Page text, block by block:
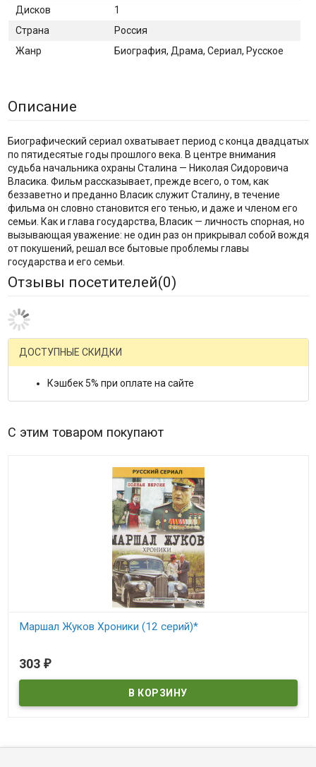
Дисков
1
Страна
Россия
Жанр
Биография, Драма, Сериал, Русское
Описание
Биографический сериал охватывает период с конца двадцатых
по пятидесятые годы прошлого века. В центре внимания
судьба начальника охраны Сталина — Николая Сидоровича
Власика. Фильм рассказывает, прежде всего, о том, как
беззаветно и преданно Власик служит Сталину, в течение
фильма он словно становится его тенью, и даже и членом его
семьи. Как и глава государства, Власик — личность спорная, но
вызывающая уважение: не один раз он прикрывал собой вождя
от покушений, решал все бытовые проблемы главы
государства и его семьи.
Отзывы посетителей(0)
Оставьте отзыв и получите подарок:
Гость Mail.Ru ВКонтакте
→